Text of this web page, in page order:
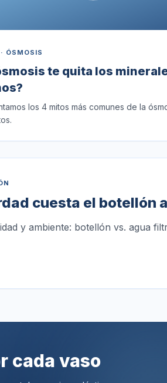
ÓSMOSIS
te quita los
los 4 mitos más comunes de la
cuesta el botellón
y ambiente: botellón vs. agua
cada vaso